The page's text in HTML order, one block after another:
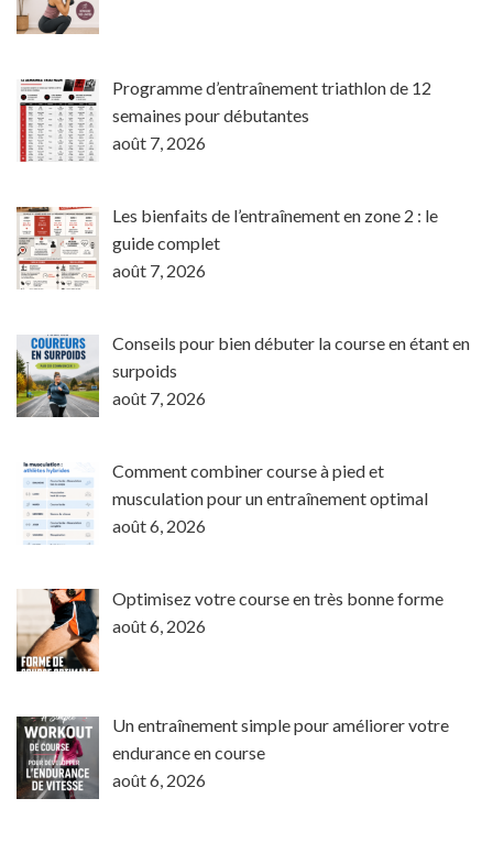
Programme d’entraînement triathlon de 12
semaines pour débutantes
août 7, 2026
Les bienfaits de l’entraînement en zone 2 : le
guide complet
août 7, 2026
Conseils pour bien débuter la course en étant en
surpoids
août 7, 2026
Comment combiner course à pied et
musculation pour un entraînement optimal
août 6, 2026
Optimisez votre course en très bonne forme
août 6, 2026
Un entraînement simple pour améliorer votre
endurance en course
août 6, 2026